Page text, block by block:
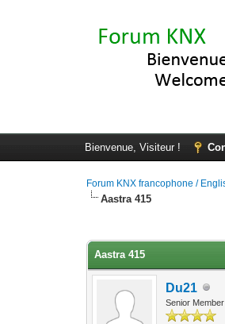
Bienvenue, Visiteur !
Forum KNX francophone /
Aastra 415
Aastra 415
Du21
Senior Member